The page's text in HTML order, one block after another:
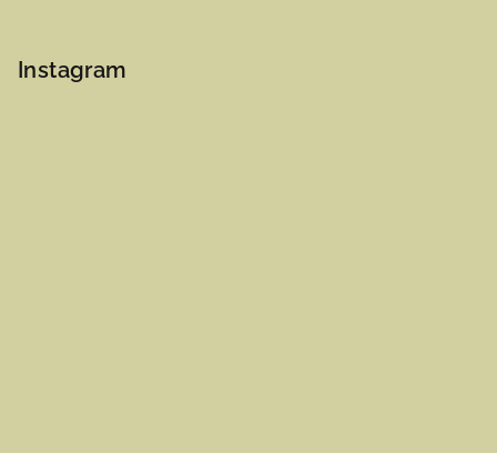
Instagram